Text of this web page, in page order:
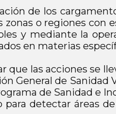
de los
o regiones con
y mediante la
en materias
que las acciones se
General de
de Sanidad e
para detectar áreas